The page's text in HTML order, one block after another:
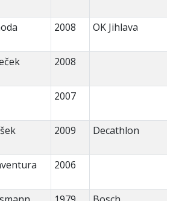
2008 OK Jihlava
2008
2007
2009 Decathlon
2006